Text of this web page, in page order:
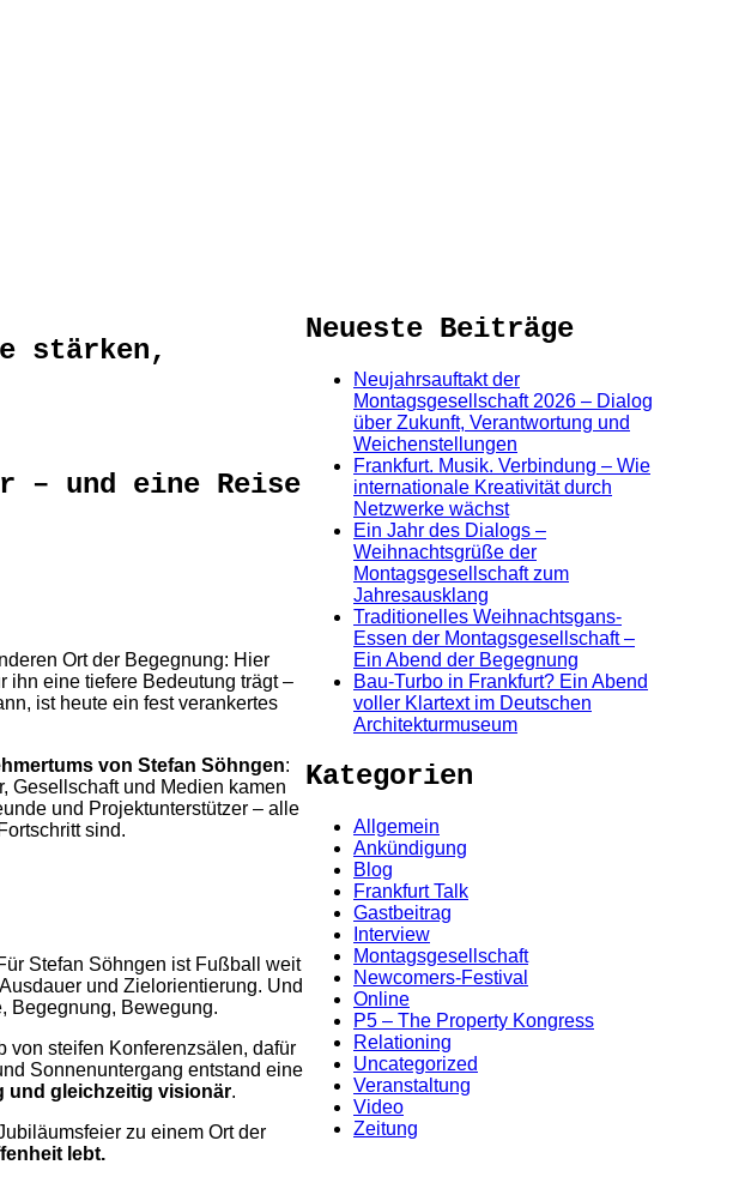
stärken,
– und eine Reise
Ort der Begegnung: Hier
ihn eine tiefere Bedeutung trägt –
ist heute ein fest verankertes
von Stefan Söhngen:
Gesellschaft und Medien kamen
und Projektunterstützer – alle
sind.
Stefan Söhngen ist Fußball weit
und Zielorientierung. Und
Begegnung, Bewegung.
von steifen Konferenzsälen, dafür
Sonnenuntergang entstand eine
und gleichzeitig visionär.
zu einem Ort der
lebt.
Neueste Beiträge
Neujahrsauftakt der
Montagsgesellschaft 2026 – Dialog
über Zukunft, Verantwortung und
Weichenstellungen
Frankfurt. Musik. Verbindung – Wie
internationale Kreativität durch
Netzwerke wächst
Ein Jahr des Dialogs –
Weihnachtsgrüße der
Montagsgesellschaft zum
Jahresausklang
Traditionelles Weihnachtsgans-
Essen der Montagsgesellschaft –
Ein Abend der Begegnung
Bau-Turbo in Frankfurt? Ein Abend
voller Klartext im Deutschen
Architekturmuseum
Kategorien
Allgemein
Ankündigung
Blog
Frankfurt Talk
Gastbeitrag
Interview
Montagsgesellschaft
Newcomers-Festival
Online
P5 – The Property Kongress
Relationing
Uncategorized
Veranstaltung
Video
Zeitung